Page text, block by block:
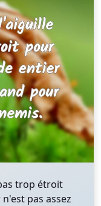
trop étroit
pas assez